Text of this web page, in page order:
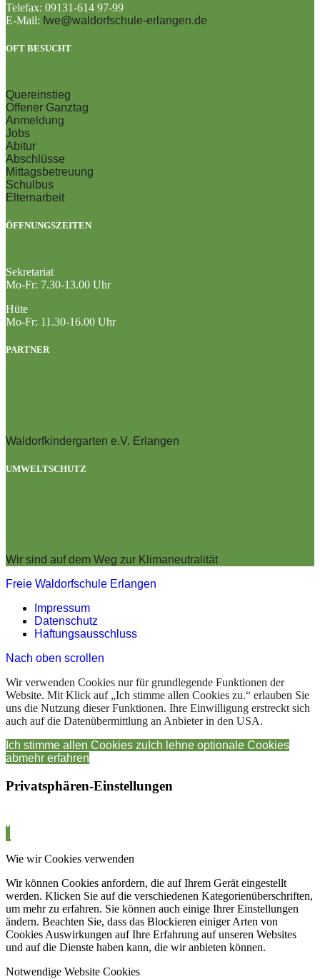
Telefax: 09131-614 97-99
E-Mail: fwe@waldorfschule-erlangen.de
OFT BESUCHT
Quereinstieg
Offener Ganztag
Anmeldung
Jobs
Abitur
Abschlüsse
Mittagsbetreuung
Schulbus
Elternarbeit
ÖFFNUNGSZEITEN
Sekretariat
Mo-Fr: 7.30-13.00 Uhr
Hüte
Mo-Fr: 11.30-16.00 Uhr
PARTNER
Waldorfkindergarten e.V. Erlangen
UMWELTSCHUTZ
Wir sind auf dem Weg zur Klimaneutralität
Freie Waldorfschule Erlangen
Impressum
Datenschutz
Haftungsausschluss
Nach oben scrollen
Wir verwenden Cookies nur für grundlegende Funktionen der
Website. Mit Klick auf „Ich stimme allen Cookies zu.“ erlauben Sie
uns die Nutzung dieser Funktionen. Ihre Einwilligung erstreckt sich
auch auf die Datenübermittlung an Anbieter in den USA.
Ich stimme allen Cookies zu Ich lehne optionale Cookies
abmehr erfahren
Privatsphären-Einstellungen
Wie wir Cookies verwenden
Wir können Cookies anfordern, die auf Ihrem Gerät eingestellt
werden. Klicken Sie auf die verschiedenen Kategorienüberschriften,
um mehr zu erfahren. Sie können auch einige Ihrer Einstellungen
ändern. Beachten Sie, dass das Blockieren einiger Arten von
Cookies Auswirkungen auf Ihre Erfahrung auf unseren Websites
und auf die Dienste haben kann, die wir anbieten können.
Notwendige Website Cookies